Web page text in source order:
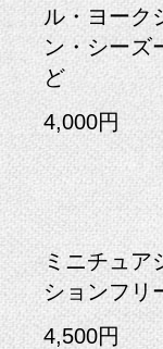
ル・ヨーク
ン・シーズ
ど
4,000円
ミニチュア
ションフリ
4,500円